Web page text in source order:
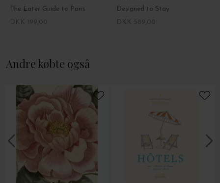
The Eater Guide to Paris
Designed to Stay
Andre købte også